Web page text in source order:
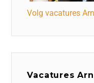
Volg vacatures
Vacatures